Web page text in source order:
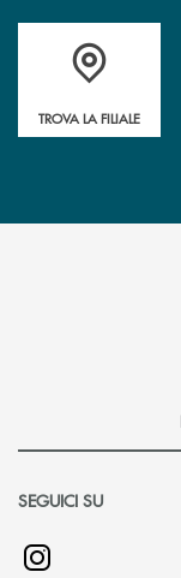
Accedi all' elenco
TROVA LA FILIALE
SEGUICI SU